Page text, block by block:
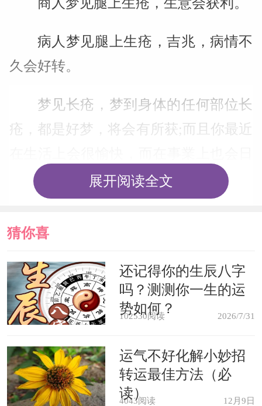
病人梦见腿上生疮，吉兆，病情不
久会好转。
梦见长疮，梦到身体的任何部位长
疮，都是好梦，将会有所获;而且你最近
新月异。
示将受到流言的伤害，因此要多注意自
己的行为举止，不要让流言缠身。
梦见屁股长疮，暗示你将有一件难
办的事情，会令你束手无措，最好的方
式是先避开这件事，放下身段，再做下
一步的决定。
展开阅读全文
猜你喜
欢
还记得你的生辰八字
吗？测测你一生的运
势如何？
102530阅读 2026/7/31
运气不好化解小妙招
转运最佳方法（必
读）
4043阅读 12月9日